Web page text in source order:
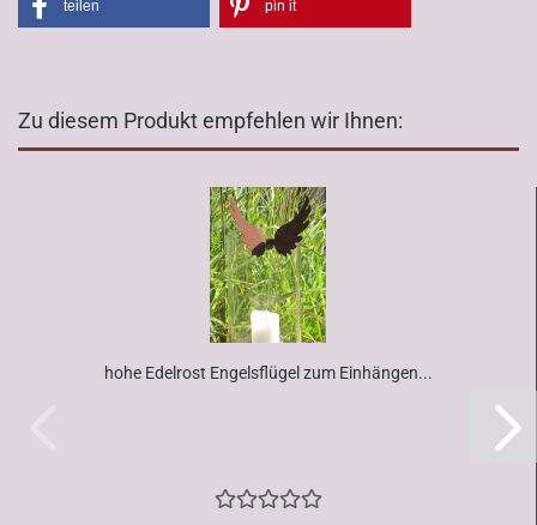
teilen pin it
Zu diesem Produkt empfehlen wir Ihnen:
hohe Edelrost Engelsflügel zum Einhängen...